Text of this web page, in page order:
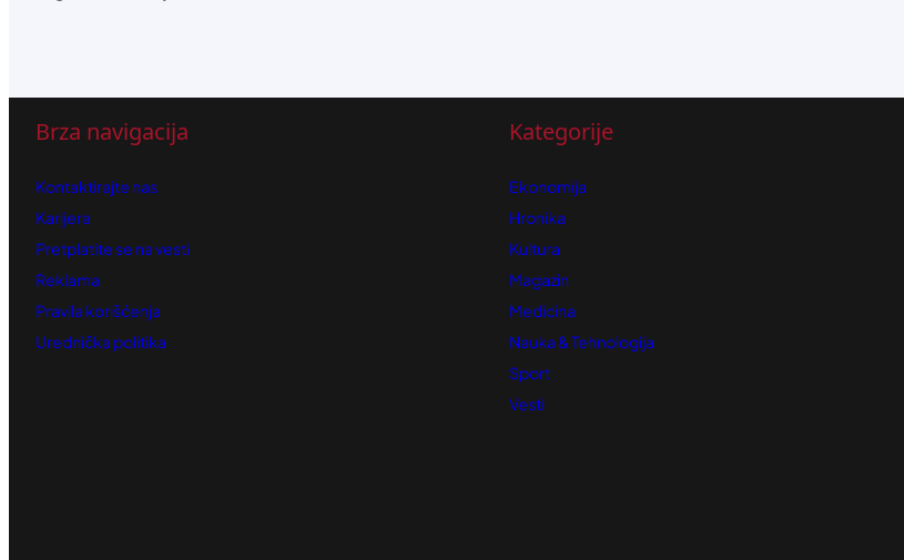
Brza navigacija
Kontaktirajte nas
Karijera
Pretplatite se na vesti
Reklama
Pravila korišćenja
Urednička politika
Kategorije
Ekonomija
Hronika
Kultura
Magazin
Medicina
Nauka & Tehnologija
Sport
Vesti